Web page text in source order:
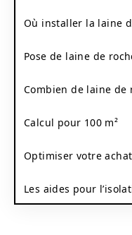
Où installer la laine
Pose de laine de
Combien de laine de
Calcul pour 100 m²
Optimiser votre
Les aides pour